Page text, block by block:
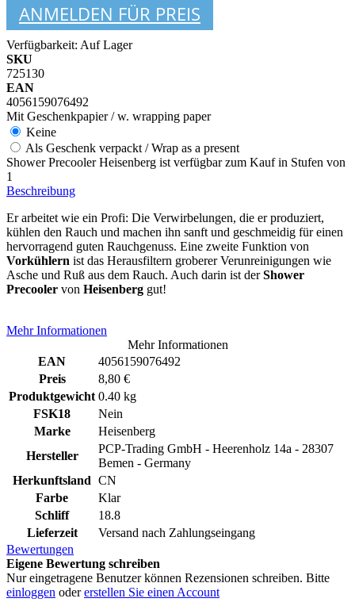
ANMELDEN FÜR PREIS
Verfügbarkeit: Auf Lager
SKU
725130
EAN
4056159076492
Mit Geschenkpapier / w. wrapping paper
Keine
Als Geschenk verpackt / Wrap as a present
Shower Precooler Heisenberg ist verfügbar zum Kauf in Stufen von
1
Beschreibung
Er arbeitet wie ein Profi: Die Verwirbelungen, die er produziert,
kühlen den Rauch und machen ihn sanft und geschmeidig für einen
hervorragend guten Rauchgenuss. Eine zweite Funktion von
Vorkühlern ist das Herausfiltern groberer Verunreinigungen wie
Asche und Ruß aus dem Rauch. Auch darin ist derShower
Precooler von Heisenberg gut!
Mehr Informationen
Mehr Informationen
EAN
4056159076492
Preis
8,80 €
Produktgewicht 0.40 kg
FSK18
Nein
Marke
Heisenberg
Hersteller
PCP-Trading GmbH - Heerenholz 14a - 28307
Bemen - Germany
Herkunftsland CN
Farbe
Klar
Schliff
18.8
Lieferzeit
Versand nach Zahlungseingang
Bewertungen
Eigene Bewertung schreiben
Nur eingetragene Benutzer können Rezensionen schreiben. Bitte
einloggen odererstellen Sie einen Account